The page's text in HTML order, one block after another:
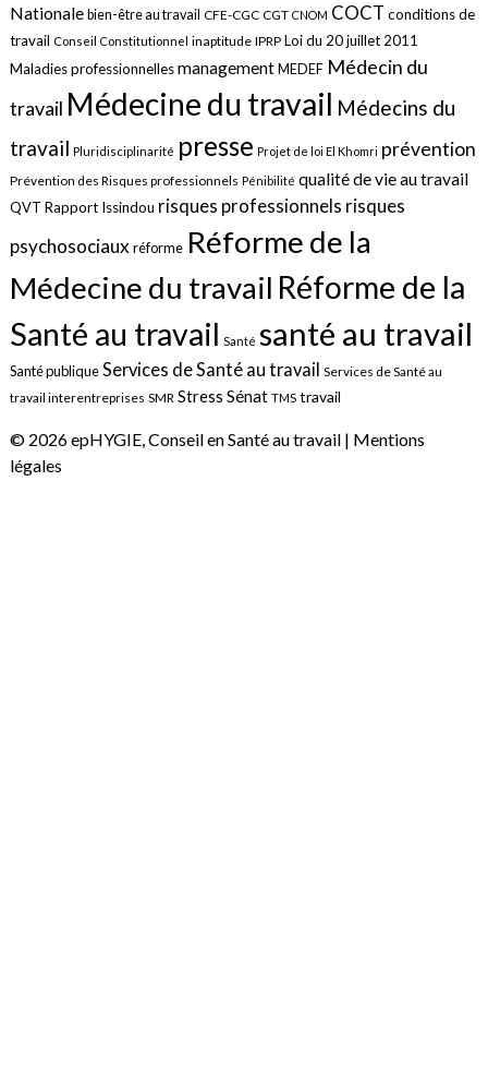
Nationale bien-être au travail CFE-CGC CGT CNOM COCT conditions de
travail Conseil Constitutionnel inaptitude IPRP Loi du 20 juillet 2011
Maladies professionnellesmanagement MEDEF Médecin du
travail Médecine du travail Médecins du
travail Pluridisciplinarité presse Projet de loi El Khomri prévention
Prévention des Risques professionnels Pénibilité qualité de vie au travail
QVT Rapport Issindou risques professionnels risques
psychosociauxréforme Réforme de la
Médecine du travail Réforme de la
Santé au travail Santé santé au travail
Santé publiqueServices de Santé au travail Services de Santé au
travail interentreprises SMR Stress Sénat TMS travail
© 2026 epHYGIE, Conseil en Santé au travail | Mentions
légales